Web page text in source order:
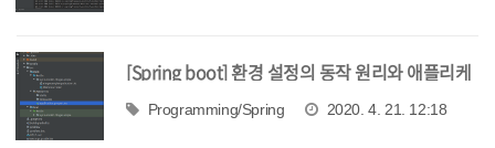
[Spring boot] 환경 설정의 동작 원리와 애플리케
이션 환경 나누기
Programming/Spring 2020. 4. 21. 12:18